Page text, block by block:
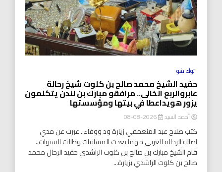
توك شو
حفيد الشيخ محمد صالح بن كلوت شيخ رحالة
عابروالربع الخالى.. مرافقو مبارك بن لندن يتكلمون
يزور هويداعطا في بيتها ومؤسستها
أحمد السيد 2026-08-08
كتب صلاح عبد المنعمفي زيارة ود ووفاء.. عبرت عن مدي
اصالة الرحالة العربي مهما بعدت المسافات وطالت السنوات..
قام الشيخ مبارك بن صالح بن كلوت الراشدي حفيد الرحال محمد
صالح بن كلوت الراشدي بزيارة...